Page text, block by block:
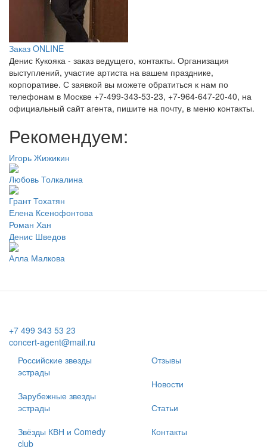
Заказ ONLINE
Денис Кукояка - заказ ведущего, контакты. Организация
выступлений, участие артиста на вашем празднике,
корпоративе. С заявкой вы можете обратиться к нам по
телефонам в Москве +7-499-343-53-23, +7-964-647-20-40, на
официальный сайт агента, пишите на почту, в меню контакты.
Рекомендуем:
Игорь Жижикин
Любовь Толкалина
Грант Тохатян
Елена Ксенофонтова
Роман Хан
Денис Шведов
Алла Малкова
+7 499 343 53 23
concert-agent@mail.ru
Российские звезды
эстрады
Зарубежные звезды
эстрады
Звёзды КВН и Comedy
club
Отзывы
Новости
Статьи
Контакты